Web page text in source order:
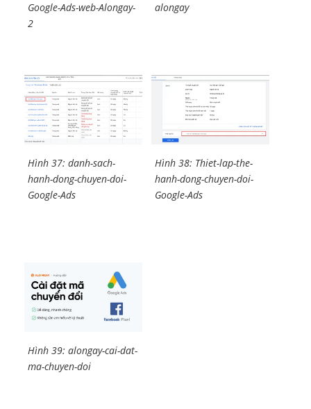
Google-Ads-web-Alongay-
2
alongay
Hình 37: danh-sach-
hanh-dong-chuyen-doi-
Google-Ads
Hình 38: Thiet-lap-the-
hanh-dong-chuyen-doi-
Google-Ads
Hình 39: alongay-cai-dat-
ma-chuyen-doi